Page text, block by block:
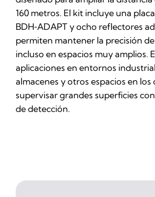
160 metros. El kit incluye una
BDH‑ADAPT y ocho reflectores
permiten mantener la precisión
incluso en espacios muy amplios.
aplicaciones en entornos
almacenes y otros espacios en los
supervisar grandes superficies
de detección.